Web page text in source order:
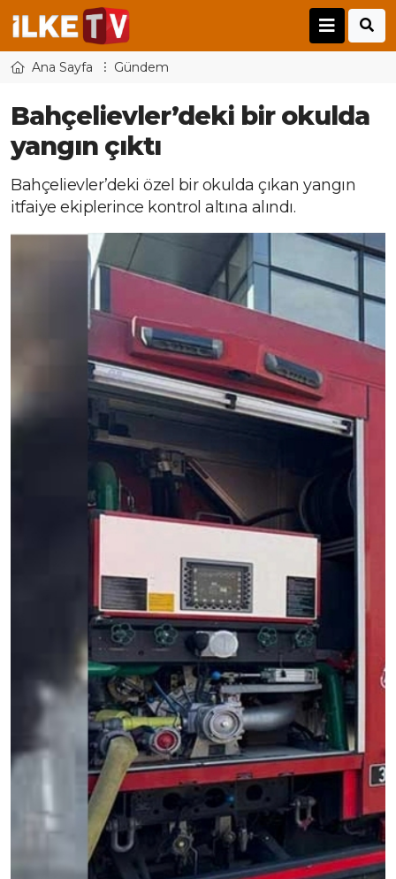
Ana Sayfa Gündem
Bahçelievler’deki bir okulda
yangın çıktı
Bahçelievler’deki özel bir okulda çıkan yangın
itfaiye ekiplerince kontrol altına alındı.